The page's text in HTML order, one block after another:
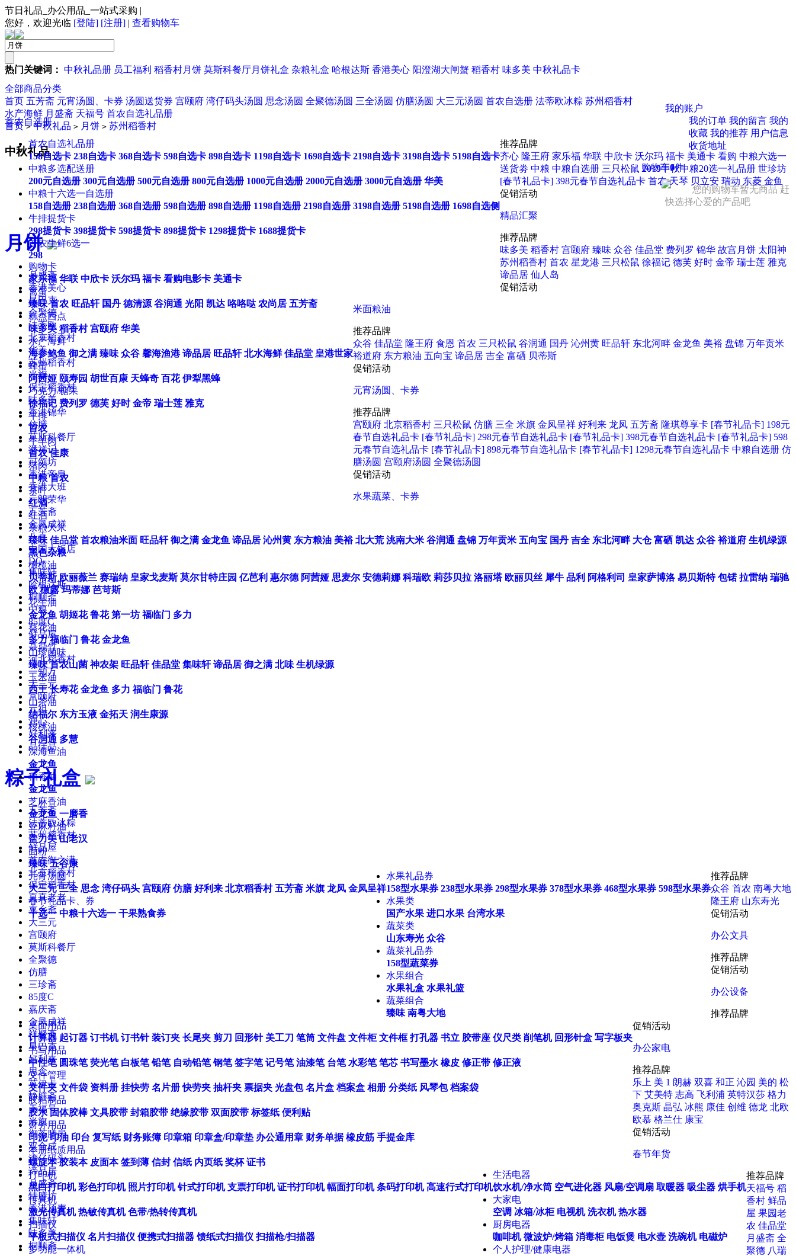
节日礼品_办公用品_一站式采购 |
您好，欢迎光临 [登陆] [注册] | 查看购物车
热门关键词： 中秋礼品册 员工福利 稻香村月饼 莫斯科餐厅月饼礼盒 杂粮礼盒 哈根达斯 香港美心 阳澄湖大闸蟹 稻香村 味多美 中秋礼品卡
我的账户
我的订单 我的留言 我的
收藏 我的推荐 用户信息
收货地址
购物车0件
您的购物车暂无商品 赶
快选择心爱的产品吧
全部商品分类
首农自选册
首农自选礼品册
158自选卡 238自选卡 368自选卡 598自选卡 898自选卡 1198自选卡 1698自选卡 2198自选卡 3198自选卡 5198自选卡
中粮多选配送册
200元自选册 300元自选册 500元自选册 800元自选册 1000元自选册 2000元自选册 3000元自选册 华美
中粮十六选一自选册
158自选册 238自选册 368自选册 598自选册 898自选册 1198自选册 2198自选册 3198自选册 5198自选册 1698自选侧
牛排提货卡
298提货卡 398提货卡 598提货卡 898提货卡 1298提货卡 1688提货卡
首农生鲜6选一
298
购物卡
家乐福 华联 中欣卡 沃尔玛 福卡 看购电影卡 美通卡
推荐品牌
齐心 隆王府 家乐福 华联 中欣卡 沃尔玛 福卡 美通卡 看购 中粮六选一
送货劵 中粮 中粮自选册 三只松鼠 2019中秋中粮20选一礼品册 世珍坊
[春节礼品卡] 398元春节自选礼品卡 首农 天琴 贝立安 瑞动 东菱 金鱼
促销活动
精品汇聚
禽蛋
臻味 首农 旺品轩 国丹 德清源 谷润通 光阳 凯达 咯咯哒 农尚居 五芳斋
糕点西点
味多美 稻香村 宫颐府 华美
水产海鲜
海参鲍鱼 御之满 臻味 众谷 馨海渔港 谛品居 旺品轩 北水海鲜 佳品堂 皇港世家
蜂蜜
阿茜娅 颐寿园 胡世百康 天蜂奇 百花 伊犁黑蜂
巧克力/糖果
徐福记 费列罗 德芙 好时 金帝 瑞士莲 雅克
牛排
首农
牛羊肉
首农 佳康
猪肉
中粮 首农
茶叶
红酒
红酒
推荐品牌
味多美 稻香村 宫颐府 臻味 众谷 佳品堂 费列罗 锦华 故宫月饼 太阳神
苏州稻香村 首农 星龙港 三只松鼠 徐福记 德芙 好时 金帝 瑞士莲 雅克
谛品居 仙人岛
促销活动
米面粮油
杂粮大米
臻味 佳品堂 首农粮油米面 旺品轩 御之满 金龙鱼 谛品居 沁州黄 东方粮油 美裕 北大荒 洮南大米 谷润通 盘锦 万年贡米 五向宝 国丹 吉全 东北河畔 大仓 富硒 凯达 众谷 裕道府 生机绿源
黑色杂粮
橄榄油
贝蒂斯 欧丽薇兰 赛瑞纳 皇家戈麦斯 莫尔甘特庄园 亿芭利 惠尔德 阿茜娅 思麦尔 安德莉娜 科瑞欧 莉莎贝拉 洛丽塔 欧丽贝丝 犀牛 品利 阿格利司 皇家萨博洛 易贝斯特 包锘 拉雷纳 瑞驰
欧 橄露 玛蒂娜 芭苛斯
花生油
金龙鱼 胡姬花 鲁花 第一坊 福临门 多力
葵花油
多力 福临门 鲁花 金龙鱼
山珍菌味
臻味 首农山菌 神农架 旺品轩 佳品堂 集味轩 谛品居 御之满 北味 生机绿源
玉米油
西王 长寿花 金龙鱼 多力 福临门 鲁花
山茶油
纳福尔 东方玉液 金拓天 润生康源
核桃油
谷润通 多慧
深海鱼油
金龙鱼
稻香油
金龙鱼
芝麻香油
金龙鱼 一磨香
亚麻籽油
盖力美 山老汉
面粉
臻味 五谷康
推荐品牌
众谷 佳品堂 隆王府 食恩 首农 三只松鼠 谷润通 国丹 沁州黄 旺品轩 东北河畔 金龙鱼 美裕 盘锦 万年贡米
裕道府 东方粮油 五向宝 谛品居 吉全 富硒 贝蒂斯
促销活动
元宵汤圆、卡券
元宵汤圆
大三元 三全 思念 湾仔码头 宫颐府 仿膳 好利来 北京稻香村 五芳斋 米旗 龙凤 金凤呈祥
春节礼品卡、券
十选一 中粮十六选一 干果熟食券
推荐品牌
宫颐府 北京稻香村 三只松鼠 仿膳 三全 米旗 金凤呈祥 好利来 龙凤 五芳斋 隆琪尊享卡 [春节礼品卡] 198元
春节自选礼品卡 [春节礼品卡] 298元春节自选礼品卡 [春节礼品卡] 398元春节自选礼品卡 [春节礼品卡] 598
元春节自选礼品卡 [春节礼品卡] 898元春节自选礼品卡 [春节礼品卡] 1298元春节自选礼品卡 中粮自选册 仿
膳汤圆 宫颐府汤圆 全聚德汤圆
促销活动
水果蔬菜、卡券
水果礼品券
158型水果券 238型水果券 298型水果券 378型水果券 468型水果券 598型水果券
水果类
国产水果 进口水果 台湾水果
蔬菜类
山东寿光 众谷
蔬菜礼品券
158型蔬菜券
水果组合
水果礼盒 水果礼篮
蔬菜组合
臻味 南粤大地
推荐品牌
众谷 首农 南粤大地
隆王府 山东寿光
促销活动
办公文具
桌面用品
计算器 起订器 订书机 订书针 装订夹 长尾夹 剪刀 回形针 美工刀 笔筒 文件盘 文件柜 文件框 打孔器 书立 胶带座 仪尺类 削笔机 回形针盒 写字板夹
书写用品
中性笔 圆珠笔 荧光笔 白板笔 铅笔 自动铅笔 钢笔 签字笔 记号笔 油漆笔 台笔 水彩笔 笔芯 书写墨水 橡皮 修正带 修正液
文件管理
文件夹 文件袋 资料册 挂快劳 名片册 快劳夹 抽杆夹 票据夹 光盘包 名片盒 档案盒 相册 分类纸 风琴包 档案袋
胶粘制品
胶水 固体胶棒 文具胶带 封箱胶带 绝缘胶带 双面胶带 标签纸 便利贴
财务用品
印泥 印油 印台 复写纸 财务账簿 印章箱 印章盒/印章垫 办公通用章 财务单据 橡皮筋 手提金库
本册纸质用品
螺旋本 胶装本 皮面本 签到薄 信封 信纸 内页纸 奖杯 证书
推荐品牌
促销活动
办公设备
打印机
黑白打印机 彩色打印机 照片打印机 针式打印机 支票打印机 证书打印机 幅面打印机 条码打印机 高速行式打印机
传真机
激光传真机 热敏传真机 色带/热转传真机
扫描仪
平板式扫描仪 名片扫描仪 便携式扫描器 馈纸式扫描仪 扫描枪/扫描器
多功能一体机
推荐品牌
促销活动
办公家电
生活电器
饮水机/净水筒 空气进化器 风扇/空调扇 取暖器 吸尘器 烘手机
大家电
空调 冰箱/冰柜 电视机 洗衣机 热水器
厨房电器
咖啡机 微波炉/烤箱 消毒柜 电饭煲 电水壶 洗碗机 电磁炉
个人护理/健康电器
推荐品牌
乐上 美 1 朗赫 双喜 和正 沁园 美的 松
下 艾美特 志高 飞利浦 英特汉莎 格力
奥克斯 晶弘 冰熊 康佳 创维 德龙 北欧
欧慕 格兰仕 康宝
促销活动
春节年货
推荐品牌
天福号 稻
香村 鲜品
屋 果园老
农 佳品堂
月盛斋 全
聚德 八瑞
首页 五芳斋 元宵汤圆、卡券 汤圆送货券 宫颐府 湾仔码头汤圆 思念汤圆 全聚德汤圆 三全汤圆 仿膳汤圆 大三元汤圆 首农自选册 法蒂欧冰粽 苏州稻香村
水产海鲜 月盛斋 天福号 首农自选礼品册
首页 > 中秋礼品 > 月饼 > 苏州稻香村
中秋礼品
月饼
月盛斋
香港美心
星巴克
全聚德
法蒂欧
北京稻香村
华美
苏州稻香村
米旗
保定稻香村
味多美
香港锦华
仿膳
莫斯科餐厅
潘祥记
可颂坊
香港帝皇
香港大班
元朗荣华
五芳斋
金凤成祥
八喜
中国大饭店
DQ
集味轩
哈根达斯
桐顺斋
中粮
85度C
鲜品屋
聂鼎竹
河北稻香村
一知万
大三元
宫颐府
元祖
溏心
好利来
品佳品
粽子礼盒
五芳斋
法蒂欧冰粽
苏州稻香村
鲜品屋
首农御之满
北京稻香村
保定稻香村
真真老老
嘉乡斋
大三元
宫颐府
莫斯科餐厅
全聚德
仿膳
三珍斋
85度C
嘉庆斋
金凤成祥
祥聚斋
星巴克
好利来
思念
莫伊卡
静膳斋
天福号
米旗
御茶膳房
双合成
湾仔码头
谛品居
月盛斋
特膳坊
香港顶麦
集味轩
味多美
桐顺斋